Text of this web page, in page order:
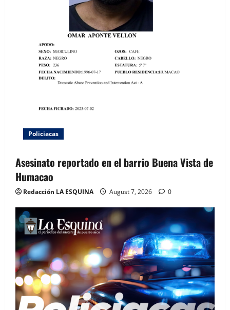
Policiacas
Asesinato reportado en el barrio Buena Vista de
Humacao
Redacción LA ESQUINA August 7, 2026 0